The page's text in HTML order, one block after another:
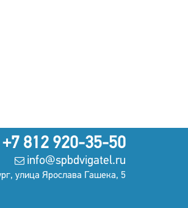
+7 812 920-35-50
info@spbdvigatel.ru
улица Ярослава Гашека, 5